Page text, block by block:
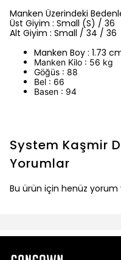
Manken Üzerindeki
Üst Giyim : Small (S) / 36
Alt Giyim : Small / 34 / 36
Manken Boy : 1.73
Manken Kilo : 56 kg
Göğüs : 88
Bel : 66
Basen : 94
System Kaşmir
Yorumlar
Bu ürün için henüz yorum